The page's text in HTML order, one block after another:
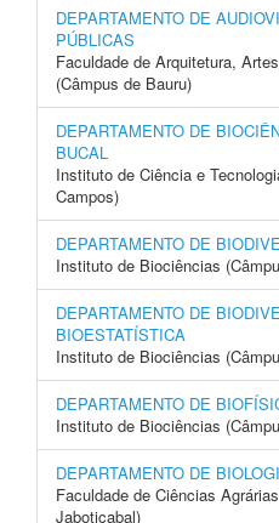
DEPARTAMENTO DE
PÚBLICAS
Faculdade de Arquitetura,
(Câmpus de Bauru)
DEPARTAMENTO DE
BUCAL
Instituto de Ciência e
Campos)
DEPARTAMENTO DE
Instituto de Biociências
DEPARTAMENTO DE
BIOESTATÍSTICA
Instituto de Biociências
DEPARTAMENTO DE
Instituto de Biociências
DEPARTAMENTO DE
Faculdade de Ciências
Jaboticabal)